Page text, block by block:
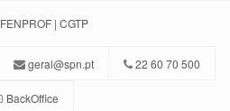
FENPROF | CGTP
geral@spn.pt 22 60 70 500
BackOffice